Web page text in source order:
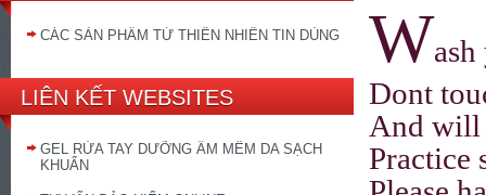
CÁC SẢN PHẨM TỪ THIÊN NHIÊN TIN DÙNG
LIÊN KẾT WEBSITES
GEL RỬA TAY DƯỠNG ẨM MỀM DA SẠCH
KHUẨN
W
Dont
And will
Practice